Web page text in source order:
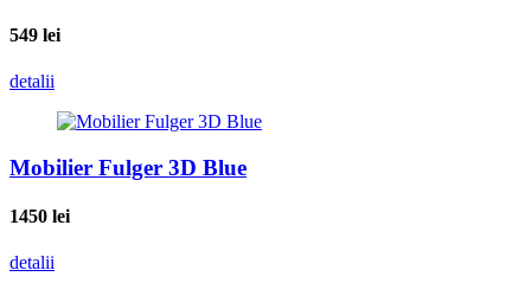
549 lei
detalii
Mobilier Fulger 3D Blue
1450 lei
detalii